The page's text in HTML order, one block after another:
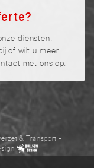
diensten.
of wilt u meer
met ons op.
& Transport -